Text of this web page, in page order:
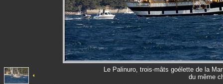
Le Palinuro, trois-mâts goélette de la
du même